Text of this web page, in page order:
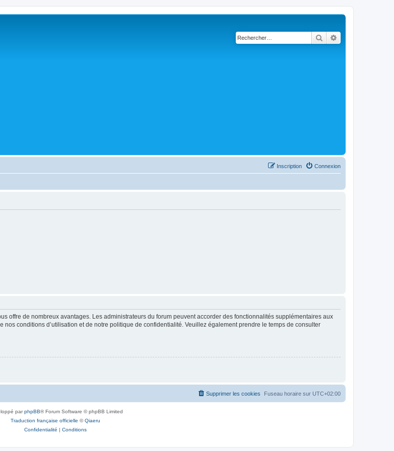
Rechercher
Connexion
Inscription
offre de nombreux avantages. Les administrateurs du forum peuvent accorder des fonctionnalités supplémentaires aux
conditions d’utilisation et de notre politique de confidentialité. Veuillez également prendre le temps de consulter
Fuseau horaire sur UTC+02:00
Supprimer les cookies
parphpBB® Forum Software © phpBB Limited
Traduction française officielle ©Qiaeru
Confidentialité | Conditions